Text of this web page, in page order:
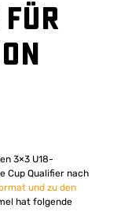
für
3×3 U18-
Cup Qualifier nach
und zu den
hat folgende